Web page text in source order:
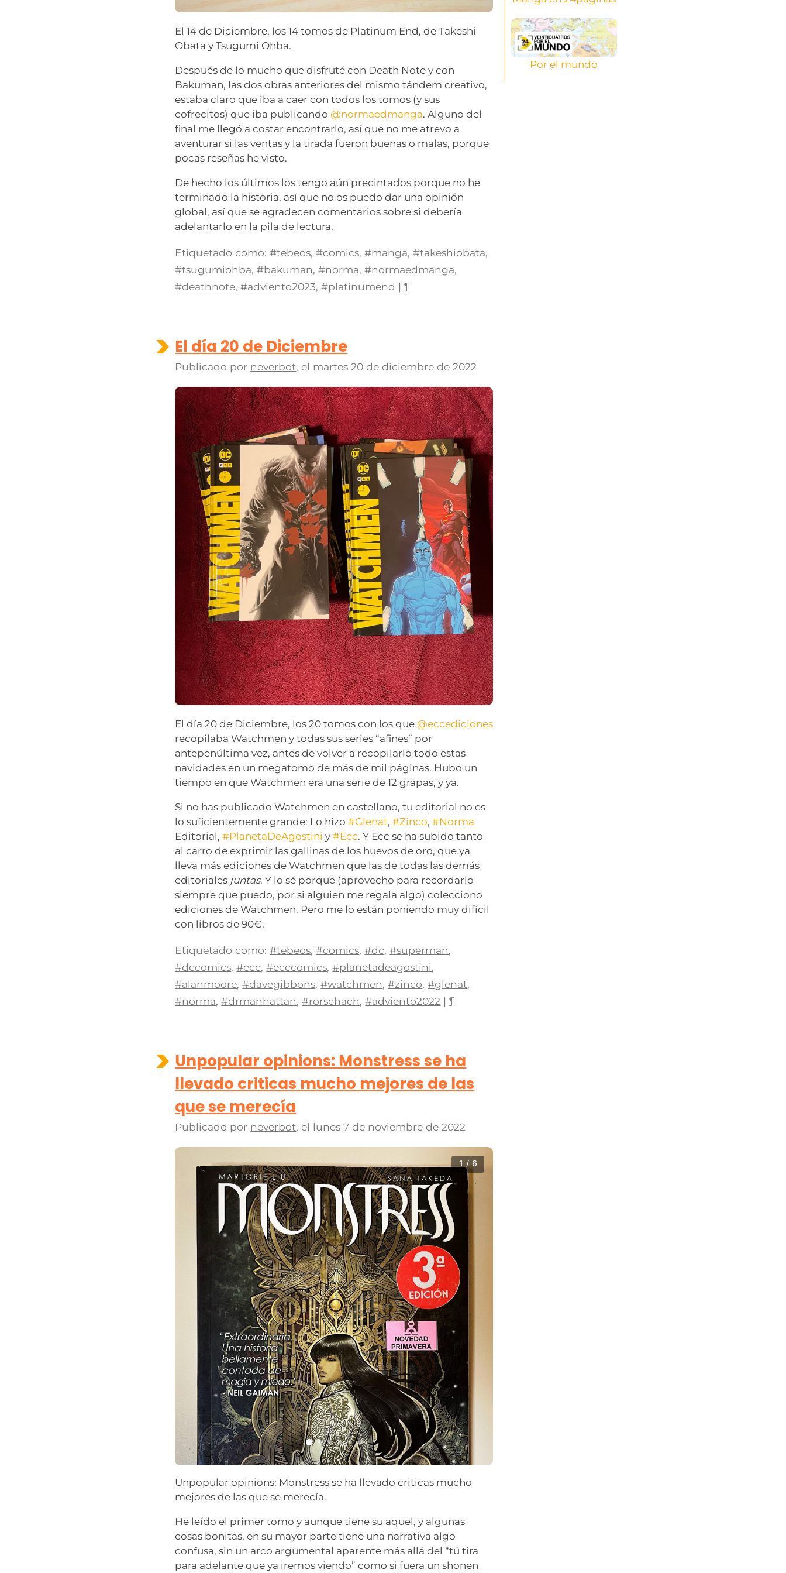
El 14 de Diciembre, los 14 tomos de Platinum End, de Takeshi
Obata y Tsugumi Ohba.
Después de lo mucho que disfruté con Death Note y con
Bakuman, las dos obras anteriores del mismo tándem creativo,
estaba claro que iba a caer con todos los tomos (y sus
cofrecitos) que iba publicando @normaedmanga. Alguno del
final me llegó a costar encontrarlo, así que no me atrevo a
aventurar si las ventas y la tirada fueron buenas o malas, porque
pocas reseñas he visto.
De hecho los últimos los tengo aún precintados porque no he
terminado la historia, así que no os puedo dar una opinión
global, así que se agradecen comentarios sobre si debería
adelantarlo en la pila de lectura.
Etiquetado como: #tebeos,#comics,#manga,#takeshiobata,
#tsugumiohba,#bakuman,#norma,#normaedmanga,
#deathnote,#adviento2023,#platinumend |¶
El día 20 de Diciembre
Publicado por neverbot, el martes 20 de diciembre de 2022
El día 20 de Diciembre, los 20 tomos con los que @eccediciones
recopilaba Watchmen y todas sus series “afines” por
antepenúltima vez, antes de volver a recopilarlo todo estas
navidades en un megatomo de más de mil páginas. Hubo un
tiempo en que Watchmen era una serie de 12 grapas, y ya.
Si no has publicado Watchmen en castellano, tu editorial no es
lo suficientemente grande: Lo hizo#Glenat,#Zinco,#Norma
Editorial,#PlanetaDeAgostini y#Ecc. Y Ecc se ha subido tanto
al carro de exprimir las gallinas de los huevos de oro, que ya
lleva más ediciones de Watchmen que las de todas las demás
editoriales juntas. Y lo sé porque (aprovecho para recordarlo
siempre que puedo, por si alguien me regala algo) colecciono
ediciones de Watchmen. Pero me lo están poniendo muy difícil
con libros de 90€.
Etiquetado como: #tebeos,#comics,#dc,#superman,
#dccomics,#ecc,#ecccomics,#planetadeagostini,
#alanmoore,#davegibbons,#watchmen,#zinco,#glenat,
#norma,#drmanhattan,#rorschach,#adviento2022 |¶
Unpopular opinions: Monstress se ha
llevado criticas mucho mejores de las
que se merecía
Publicado por neverbot, el lunes 7 de noviembre de 2022
1 / 6
Unpopular opinions: Monstress se ha llevado criticas mucho
mejores de las que se merecía.
He leído el primer tomo y aunque tiene su aquel, y algunas
cosas bonitas, en su mayor parte tiene una narrativa algo
confusa, sin un arco argumental aparente más allá del “tú tira
para adelante que ya iremos viendo” como si fuera un shonen
Por el mundo